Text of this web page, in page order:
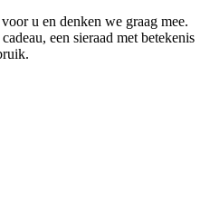
u en denken we graag mee.
een sieraad met betekenis